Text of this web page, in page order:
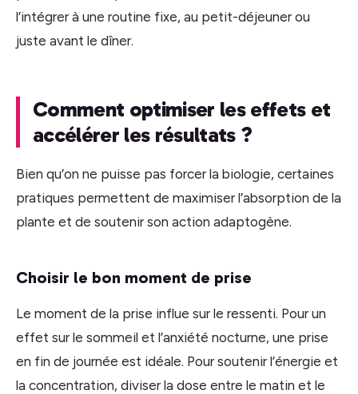
l’intégrer à une routine fixe, au petit-déjeuner ou
juste avant le dîner.
Comment optimiser les effets et
accélérer les résultats ?
Bien qu’on ne puisse pas forcer la biologie, certaines
pratiques permettent de maximiser l’absorption de la
plante et de soutenir son action adaptogène.
Choisir le bon moment de prise
Le moment de la prise influe sur le ressenti. Pour un
effet sur le sommeil et l’anxiété nocturne, une prise
en fin de journée est idéale. Pour soutenir l’énergie et
la concentration, diviser la dose entre le matin et le